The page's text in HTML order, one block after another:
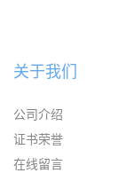
关于我们
公司介绍
证书荣誉
在线留言